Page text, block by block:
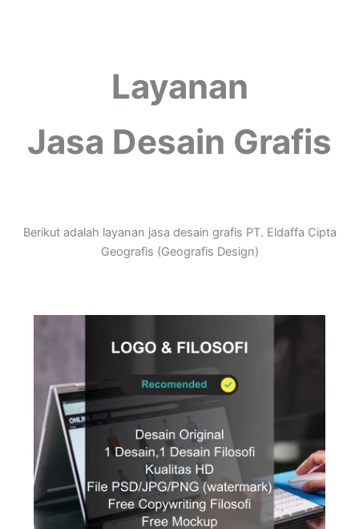
Layanan
Jasa Desain Grafis
Berikut adalah layanan jasa desain grafis PT. Eldaffa Cipta
Geografis (Geografis Design)